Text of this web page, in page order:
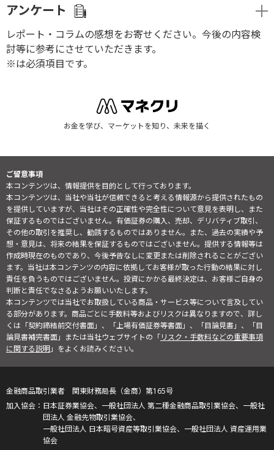
アンケート
レポート・コラムの感想をお寄せください。今後の内容検
討等に参考にさせていただきます。
※は必須項目です。
お金を学び、マーケットを知り、未来を描く
ご留意事項
本コンテンツは、情報提供を目的として行っております。
本コンテンツは、当社や当社が信頼できると考える情報源から提供されたもの
を提供していますが、当社はその正確性や完全性について意見を表明し、また
保証するものではございません。有価証券の購入、売却、デリバティブ取引、
その他の取引を推奨し、勧誘するものではありません。また、過去の実績や予
想・意見は、将来の結果を保証するものではございません。提供する情報等は
作成時現在のものであり、今後予告なしに変更または削除されることがござい
ます。当社は本コンテンツの内容に依拠してお客様が取った行動の結果に対し
責任を負うものではございません。投資にかかる最終決定は、お客様ご自身の
判断と責任でなさるようお願いいたします。
本コンテンツでは当社でお取扱している商品・サービス等について言及してい
る部分があります。商品ごとに手数料等およびリスクは異なりますので、詳し
くは「契約締結前交付書面」、「上場有価証券等書面」、「目論見書」、「目
論見書補完書面」または当社ウェブサイトの「リスク・手数料などの重要事項
に関する説明」をよくお読みください。
金融商品取引業者 関東財務局長（金商）第165号
日本証券業協会、一般社団法人 第二種金融商品取引業協会、一般社
団法人 金融先物取引業協会、
一般社団法人 日本暗号資産等取引業協会、一般社団法人 資産運用業
協会